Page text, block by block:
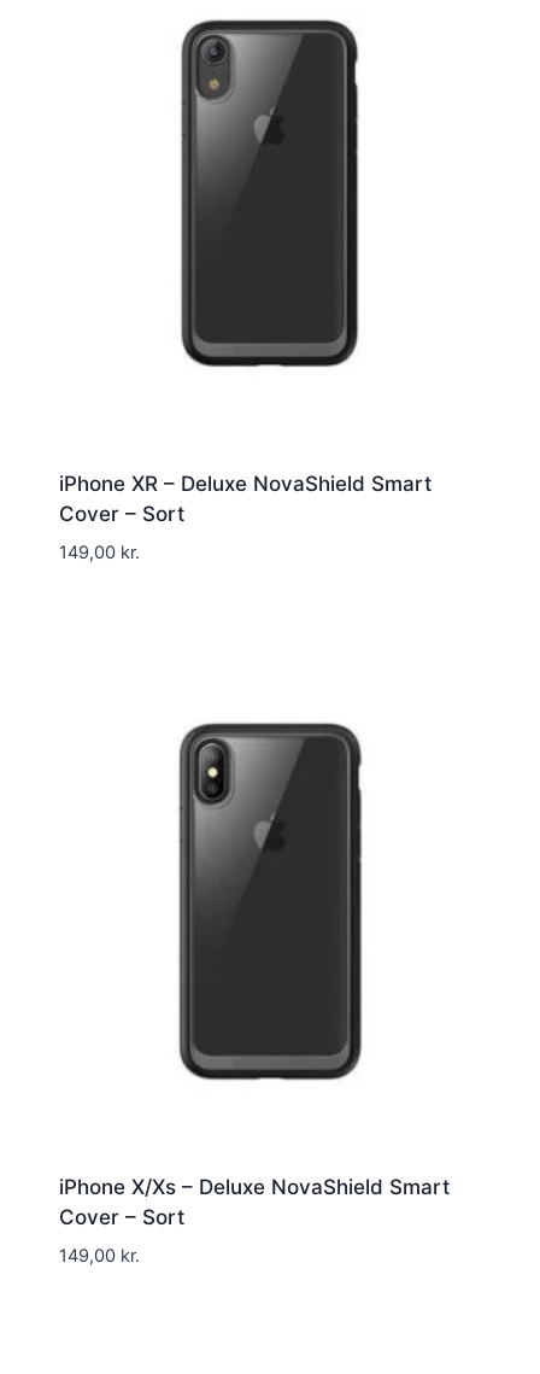
iPhone XR – Deluxe NovaShield Smart
Cover – Sort
149,00 kr.
iPhone X/Xs – Deluxe NovaShield Smart
Cover – Sort
149,00 kr.